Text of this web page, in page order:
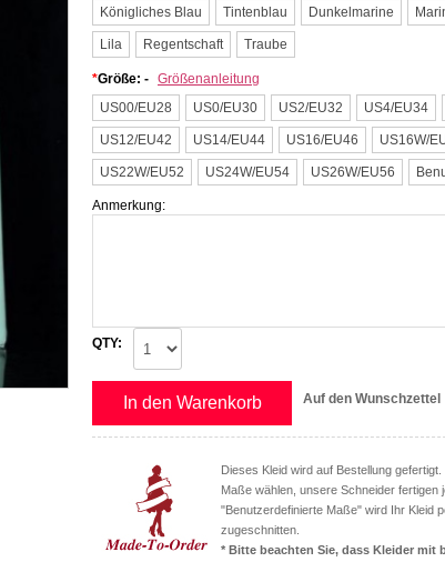
Königliches Blau Tintenblau Dunkelmarine
Lila Regentschaft Traube
*Größe: - Größenanleitung
US00/EU28
US0/EU30 US2/EU32 US4/EU34
US12/EU42 US14/EU44 US16/EU46 US16W/
US22W/EU52 US24W/EU54 US26W/EU56
Anmerkung:
QTY:
In den Warenkorb Auf den Wunschzettel
Dieses Kleid wird auf Bestellung
Maße wählen, unsere Schneider fertigen
"Benutzerdefinierte Maße" wird Ihr Kleid
zugeschnitten.
* Bitte beachten Sie, dass Kleider mit